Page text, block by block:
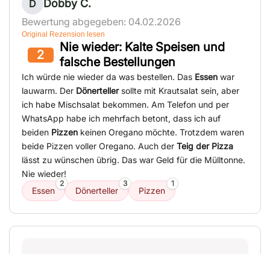
D Dobby C.
Bewertung abgegeben: 04.02.2026
Original Rezension lesen
2
Nie wieder: Kalte Speisen und
falsche Bestellungen
Ich würde nie wieder da was bestellen. Das Essen war
lauwarm. Der Dönertellersollte mit Krautsalat sein, aber
ich habe Mischsalat bekommen. Am Telefon und per
WhatsApp habe ich mehrfach betont, dass ich auf
beiden Pizzen keinen Oregano möchte. Trotzdem waren
beide Pizzen voller Oregano. Auch der Teig der Pizza
lässt zu wünschen übrig. Das war Geld für die Mülltonne.
Nie wieder!
Essen
2
Dönerteller
3
Pizzen
1